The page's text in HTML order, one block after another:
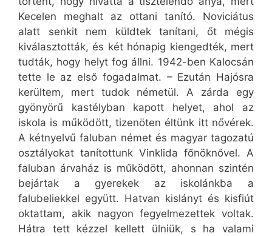
Kecelen meghalt az ottani tanító. Noviciátus
alatt senkit nem küldtek tanítani, őt mégis
kiválasztották, és két hónapig kiengedték, mert
tudták, hogy helyt fog állni. 1942-ben Kalocsán
tette le az első fogadalmat. – Ezután Hajósra
kerültem, mert tudok németül. A zárda egy
gyönyörű kastélyban kapott helyet, ahol az
iskola is működött, tizenöten éltünk itt nővérek.
A kétnyelvű faluban német és magyar tagozatú
osztályokat tanítottunk Vinklida főnöknővel. A
faluban árvaház is működött, ahonnan szintén
bejártak a gyerekek az iskolánkba a
falubeliekkel együtt. Hatvan kislányt és kisfiút
oktattam, akik nagyon fegyelmezettek voltak.
Hátra tett kézzel kellett ülniük, s ha valami